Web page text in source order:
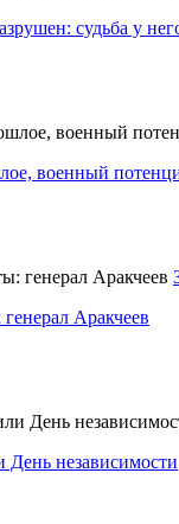
судьба у
военный
Аракчеев
независимости